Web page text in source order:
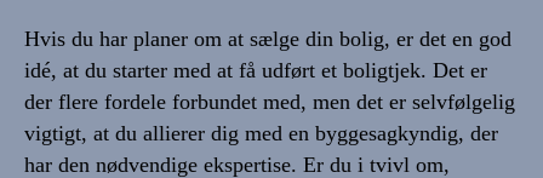
Hvis du har planer om at sælge din bolig, er det en god
idé, at du starter med at få udført et boligtjek. Det er
der flere fordele forbundet med, men det er selvfølgelig
vigtigt, at du allierer dig med en byggesagkyndig, der
har den nødvendige ekspertise. Er du i tvivl om,